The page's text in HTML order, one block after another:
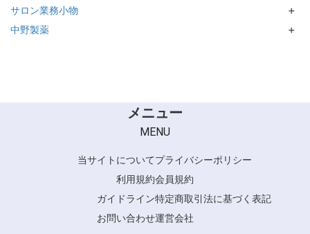
サロン業務小物
エバーメイト・ニューエバー
＋
中野製薬
＋
メニュー
MENU
当サイトについてプライバシーポリシー
利用規約会員規約
ガイドライン特定商取引法に基づく表記
お問い合わせ運営会社